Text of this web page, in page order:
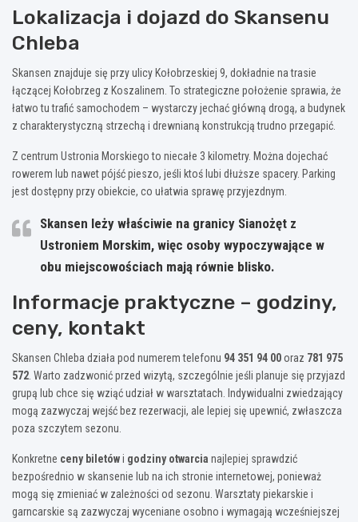
Lokalizacja i dojazd do Skansenu
Chleba
Skansen znajduje się przy ulicy Kołobrzeskiej 9, dokładnie na trasie
łączącej Kołobrzeg z Koszalinem. To strategiczne położenie sprawia, że
łatwo tu trafić samochodem – wystarczy jechać główną drogą, a budynek
z charakterystyczną strzechą i drewnianą konstrukcją trudno przegapić.
Z centrum Ustronia Morskiego to niecałe 3 kilometry. Można dojechać
rowerem lub nawet pójść pieszo, jeśli ktoś lubi dłuższe spacery. Parking
jest dostępny przy obiekcie, co ułatwia sprawę przyjezdnym.
Skansen leży właściwie na granicy Sianożęt z
Ustroniem Morskim, więc osoby wypoczywające w
obu miejscowościach mają równie blisko.
Informacje praktyczne – godziny,
ceny, kontakt
Skansen Chleba działa pod numerem telefonu 94 351 94 00oraz 781 975
572 . Warto zadzwonić przed wizytą, szczególnie jeśli planuje się przyjazd
grupą lub chce się wziąć udział w warsztatach. Indywidualni zwiedzający
mogą zazwyczaj wejść bez rezerwacji, ale lepiej się upewnić, zwłaszcza
poza szczytem sezonu.
Konkretne ceny biletówi godziny otwarcia najlepiej sprawdzić
bezpośrednio w skansenie lub na ich stronie internetowej, ponieważ
mogą się zmieniać w zależności od sezonu. Warsztaty piekarskie i
garncarskie są zazwyczaj wyceniane osobno i wymagają wcześniejszej